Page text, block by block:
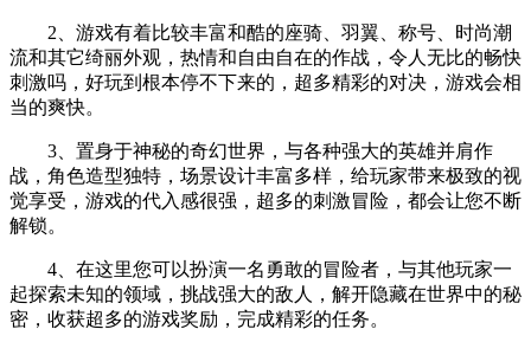
2、游戏有着比较丰富和酷的座骑、羽翼、称号、时尚潮
流和其它绮丽外观，热情和自由自在的作战，令人无比的畅快
刺激吗，好玩到根本停不下来的，超多精彩的对决，游戏会相
当的爽快。
3、置身于神秘的奇幻世界，与各种强大的英雄并肩作
战，角色造型独特，场景设计丰富多样，给玩家带来极致的视
觉享受，游戏的代入感很强，超多的刺激冒险，都会让您不断
解锁。
4、在这里您可以扮演一名勇敢的冒险者，与其他玩家一
起探索未知的领域，挑战强大的敌人，解开隐藏在世界中的秘
密，收获超多的游戏奖励，完成精彩的任务。